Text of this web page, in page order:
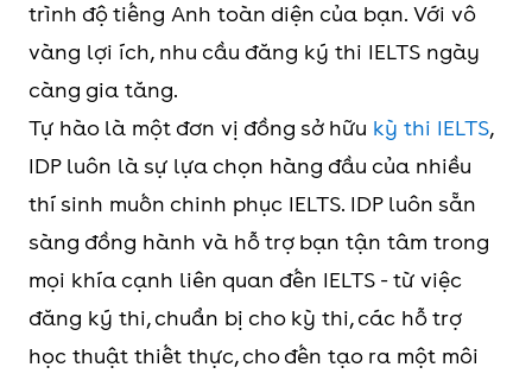
trình độ tiếng Anh toàn diện của bạn. Với vô
vàng lợi ích, nhu cầu đăng ký thi IELTS ngày
càng gia tăng.
Tự hào là một đơn vị đồng sở hữu kỳ thi IELTS,
IDP luôn là sự lựa chọn hàng đầu của nhiều
thí sinh muốn chinh phục IELTS. IDP luôn sẵn
sàng đồng hành và hỗ trợ bạn tận tâm trong
mọi khía cạnh liên quan đến IELTS - từ việc
đăng ký thi, chuẩn bị cho kỳ thi, các hỗ trợ
học thuật thiết thực, cho đến tạo ra một môi